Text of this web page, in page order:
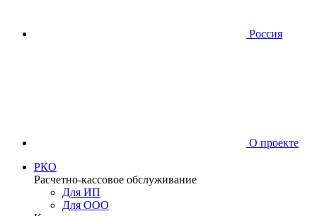
Россия
О проекте
РКО
Расчетно-кассовое обслуживание
Для ИП
Для ООО